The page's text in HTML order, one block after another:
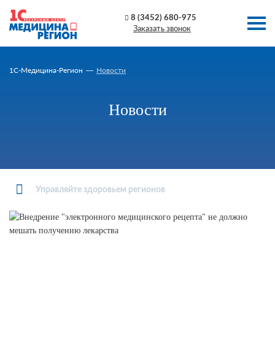
Заказать звонок
8 (3452) 680-975
1C-Медицина-Регион Новости
Новости
Управляйте здоровьем регионов